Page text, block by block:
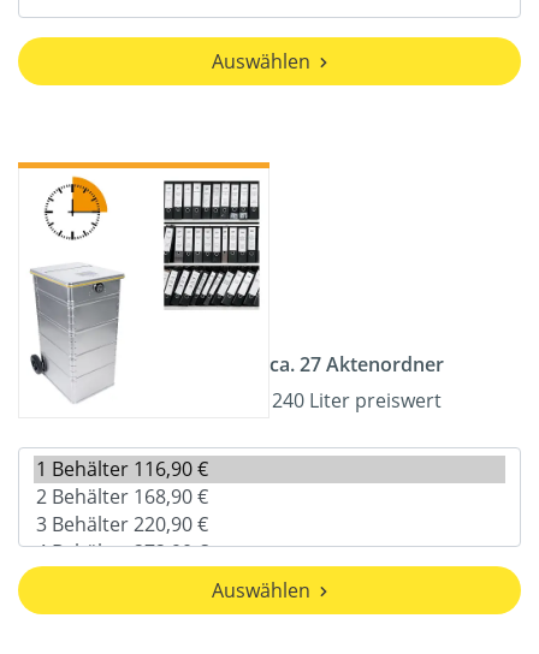
Auswählen
ca. 27 Aktenordner
240 Liter preiswert
Auswählen